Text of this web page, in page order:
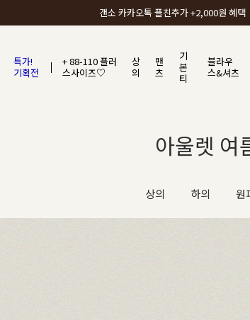
갠소에서 가장 많이 사랑받는 BEST ITEM
특가!
기획전
+ 88-110 플러
스사이즈♡
상
의
팬
츠
기
본
티
블라우
스&셔츠
아울렛
상의 하의 원